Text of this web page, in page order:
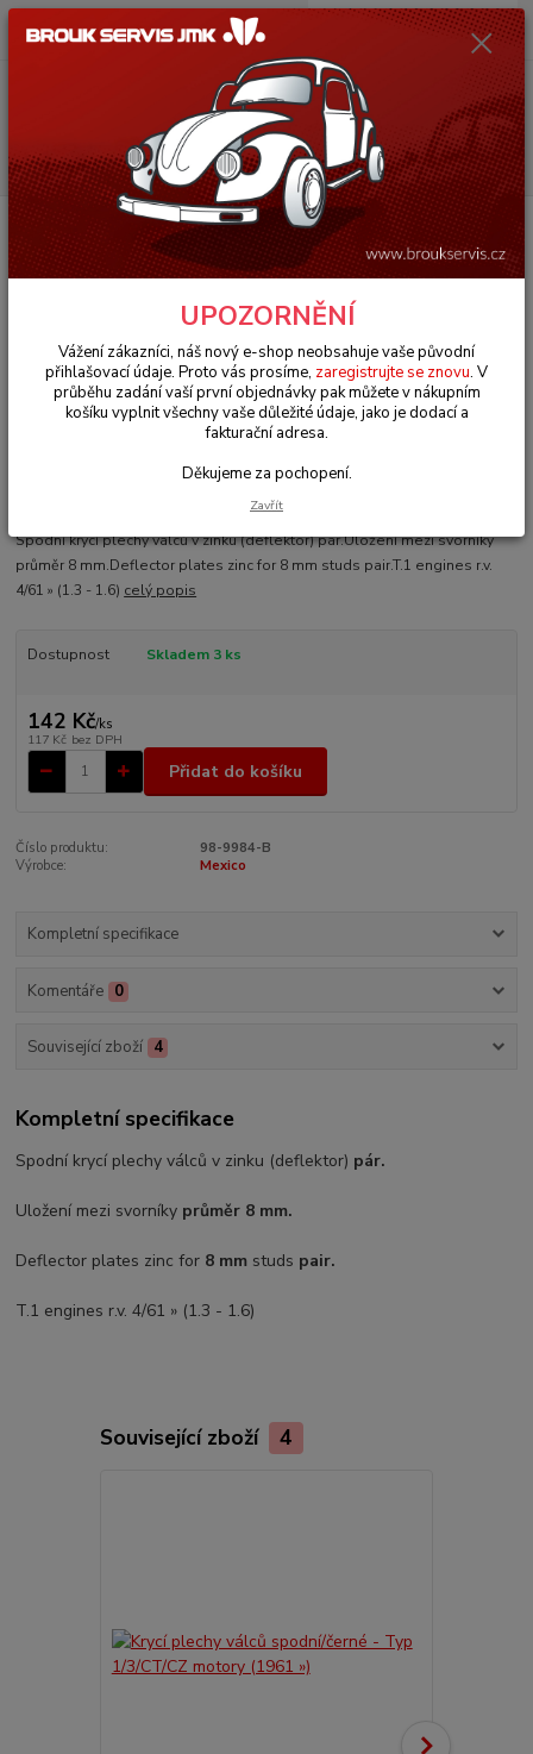
Menu
Hledat
(Po-Pá, 9-18 hod.)
0ks
za0 Kč
Úvod VW Bus Typ 2 (1967 » 79) Motorové díly (Engine parts)
Krycí
plechy válců 8mm/spodní - Typ 1 motory (1961 »)
Krycí plechy válců 8mm/spodní -
Typ 1 motory (1961 »)
Spodní krycí plechy válců v zinku (deflektor) pár.Uložení mezi svorníky
průměr 8 mm.Deflector plates zinc for 8 mm studs pair.T.1 engines r.v.
4/61 » (1.3 - 1.6) celý popis
Dostupnost Skladem 3 ks
142 Kč/ks
117 Kč bez DPH
Přidat do košíku
Číslo produktu:
98-9984-B
Výrobce:
Mexico
Kompletní specifikace
Komentáře 0
Související zboží 4
Kompletní specifikace
Spodní krycí plechy válců v zinku (deflektor) pár.
Uložení mezi svorníky průměr 8 mm.
Deflector plates zinc for 8 mm studs pair.
T.1 engines r.v. 4/61 » (1.3 - 1.6)
Související zboží 4
UPOZORNĚNÍ
Vážení zákazníci, náš nový e-shop neobsahuje vaše původní
přihlašovací údaje. Proto vás prosíme, zaregistrujte se znovu. V
průběhu zadání vaší první objednávky pak můžete v nákupním
košíku vyplnit všechny vaše důležité údaje, jako je dodací a
fakturační adresa.
Děkujeme za pochopení.
Zavřít